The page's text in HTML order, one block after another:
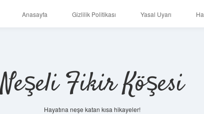
Anasayfa Gizlilik Politikası Yasal Uyarı
Neşeli Fikir Köşesi
Hayatına neşe katan kısa hikayeler!